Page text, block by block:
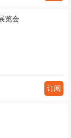
览会
订阅